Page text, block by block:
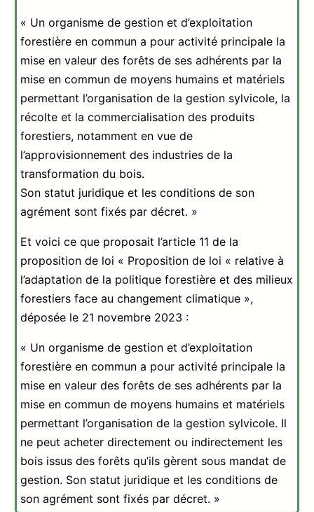
« Un organisme de gestion et d’exploitation
forestière en commun a pour activité principale la
mise en valeur des forêts de ses adhérents par la
mise en commun de moyens humains et matériels
permettant l’organisation de la gestion sylvicole, la
récolte et la commercialisation des produits
forestiers, notamment en vue de
l’approvisionnement des industries de la
transformation du bois.
Son statut juridique et les conditions de son
agrément sont fixés par décret. »
Et voici ce que proposait l’article 11 de la
proposition de loi « Proposition de loi « relative à
l’adaptation de la politique forestière et des milieux
forestiers face au changement climatique »,
déposée le 21 novembre 2023 :
« Un organisme de gestion et d’exploitation
forestière en commun a pour activité principale la
mise en valeur des forêts de ses adhérents par la
mise en commun de moyens humains et matériels
permettant l’organisation de la gestion sylvicole. Il
ne peut acheter directement ou indirectement les
bois issus des forêts qu’ils gèrent sous mandat de
gestion. Son statut juridique et les conditions de
son agrément sont fixés par décret. »